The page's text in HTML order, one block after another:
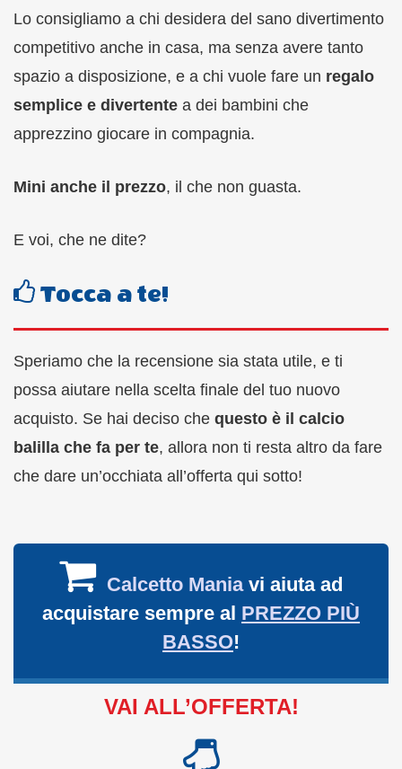
Lo consigliamo a chi desidera del sano divertimento
competitivo anche in casa, ma senza avere tanto
spazio a disposizione, e a chi vuole fare un regalo
semplice e divertente a dei bambini che
apprezzino giocare in compagnia.
Mini anche il prezzo, il che non guasta.
E voi, che ne dite?
Tocca a te!
Speriamo che la recensione sia stata utile, e ti
possa aiutare nella scelta finale del tuo nuovo
acquisto. Se hai deciso che questo è il calcio
balilla che fa per te, allora non ti resta altro da fare
che dare un’occhiata all’offerta qui sotto!
Calcetto Maniavi aiuta ad
acquistare sempre al PREZZO PIÙ
BASSO!
VAI ALL’OFFERTA!